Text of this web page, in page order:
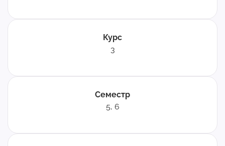
Курс
3
Семестр
5, 6